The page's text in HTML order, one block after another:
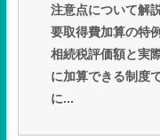
注意点について解
要取得費加算の特
相続税評価額と実
に加算できる制度
に...